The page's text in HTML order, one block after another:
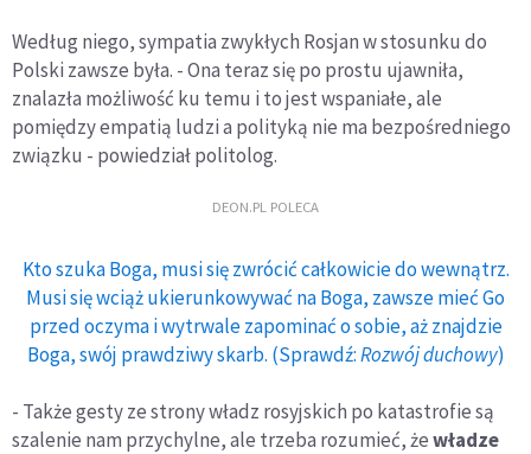
Według niego, sympatia zwykłych Rosjan w stosunku do
Polski zawsze była. - Ona teraz się po prostu ujawniła,
znalazła możliwość ku temu i to jest wspaniałe, ale
pomiędzy empatią ludzi a polityką nie ma bezpośredniego
związku - powiedział politolog.
DEON.PL POLECA
Kto szuka Boga, musi się zwrócić całkowicie do wewnątrz.
Musi się wciąż ukierunkowywać na Boga, zawsze mieć Go
przed oczyma i wytrwale zapominać o sobie, aż znajdzie
Boga, swój prawdziwy skarb. (Sprawdź:Rozwój duchowy)
- Także gesty ze strony władz rosyjskich po katastrofie są
szalenie nam przychylne, ale trzeba rozumieć, żewładze